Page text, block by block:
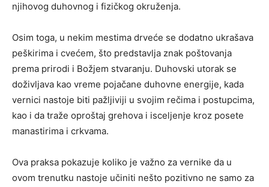
njihovog duhovnog i fizičkog okruženja.
Osim toga, u nekim mestima drveće se dodatno ukrašava
peškirima i cvećem, što predstavlja znak poštovanja
prema prirodi i Božjem stvaranju. Duhovski utorak se
doživljava kao vreme pojačane duhovne energije, kada
vernici nastoje biti pažljiviji u svojim rečima i postupcima,
kao i da traže oproštaj grehova i isceljenje kroz posete
manastirima i crkvama.
Ova praksa pokazuje koliko je važno za vernike da u
ovom trenutku nastoje učiniti nešto pozitivno ne samo za